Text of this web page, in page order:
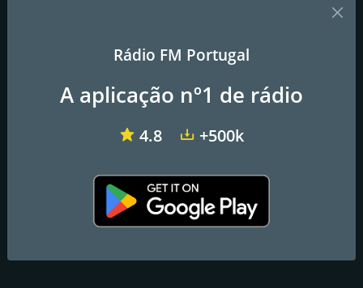
Rádio FM Portugal
A aplicação nº1 de rádio
4.8 +500k